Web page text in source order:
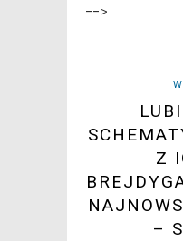
-->
Z
–